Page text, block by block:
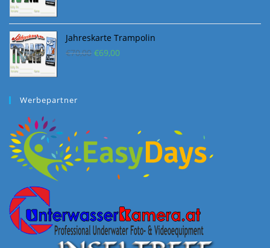
war:
€200,00
ist:
€198,00.
Jahreskarte Trampolin
€70,00 Ursprünglicher
€69,00Aktueller
Werbepartner